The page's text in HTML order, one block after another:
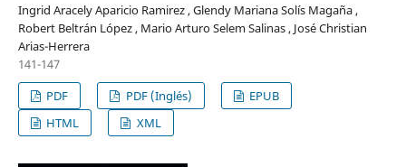
Ingrid Aracely Aparicio Ramirez , Glendy Mariana Solís Magaña ,
Robert Beltrán López , Mario Arturo Selem Salinas , José Christian
Arias-Herrera
141-147
PDF
PDF (Inglés)
EPUB
HTML
XML